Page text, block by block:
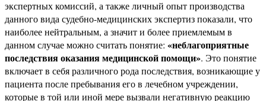
экспертных комиссий, а также личный опыт производства
данного вида судебно-медицинских экспертиз показали, что
наиболее нейтральным, а значит и более приемлемым в
данном случае можно считать понятие: «неблагоприятные
последствия оказания медицинской помощи». Это понятие
включает в себя различного рода последствия, возникающие у
пациента после пребывания его в лечебном учреждении,
которые в той или иной мере вызвали негативную реакцию